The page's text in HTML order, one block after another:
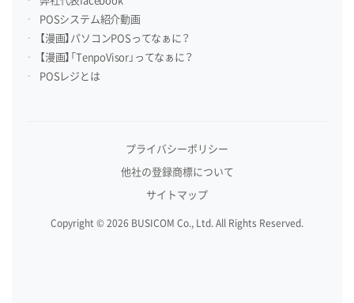
POSシステム紹介動画
【漫画】パソコンPOSってなぁに？
【漫画】「TenpoVisor」ってなぁに？
POSレジとは
プライバシーポリシー
他社の登録商標について
サイトマップ
Copyright © 2026 BUSICOM Co., Ltd. All Rights Reserved.